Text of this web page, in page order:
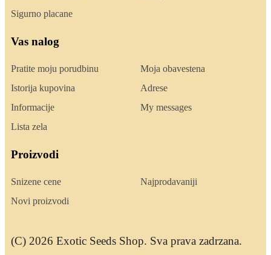
Sigurno placane
Vas nalog
Pratite moju porudbinu
Istorija kupovina
Informacije
Lista zela
Moja obavestena
Adrese
My messages
Proizvodi
Snizene cene
Novi proizvodi
Najprodavaniji
(C) 2026 Exotic Seeds Shop. Sva prava zadrzana.